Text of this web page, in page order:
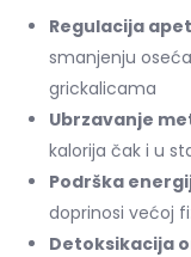
Regulacija
smanjenju
grickalicama
Ubrzavanje
kalorija čak i u
Podrška
doprinosi većoj
Detoksikacija